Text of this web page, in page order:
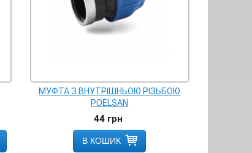
МУФТА З ВНУТРІШНЬОЮ РІЗЬБОЮ
POELSAN
44 грн
В КОШИК